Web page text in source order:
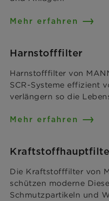
Mehr erfahren
Harnstofffilter
Harnstofffilter von
SCR-Systeme effizient
verlängern so die
Mehr erfahren
Die Kraftstofffilter von
schützen moderne
Schmutzpartikeln und